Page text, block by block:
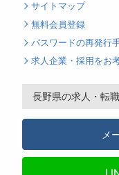
サイトマップ
無料会員登録
パスワードの再発行
求人企業・採用をお
長野県の求人・転
メ